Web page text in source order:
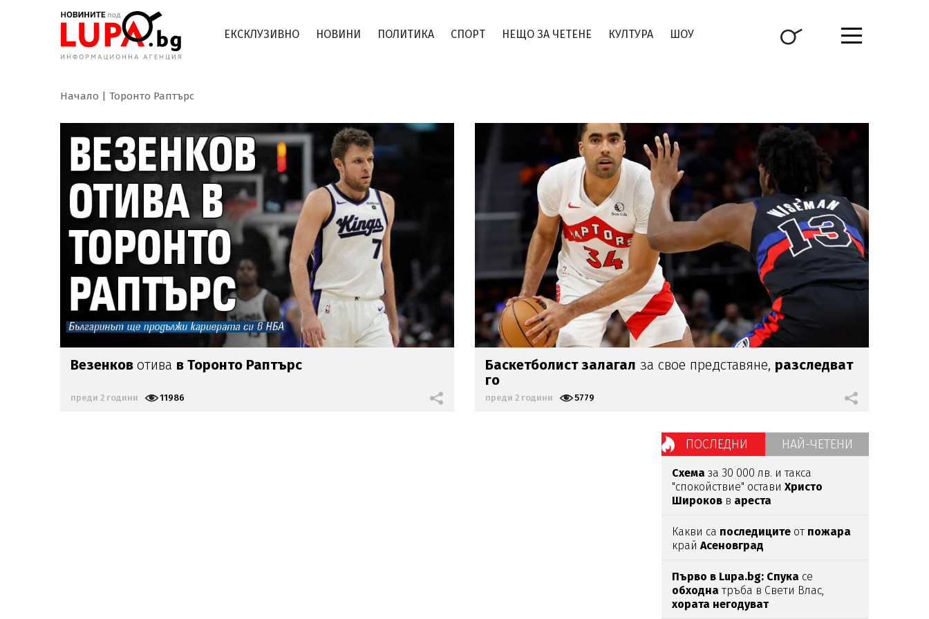
ЕКСКЛУЗИВНО НОВИНИ ПОЛИТИКА СПОРТ НЕЩО ЗА ЧЕТЕНЕ КУЛТУРА ШОУ
Начало Торонто Раптърс
Везенков отива в Торонто Раптърс
преди 2 години 11986
Баскетболист залагал за свое представяне, разследват
го
преди 2 години 5779
ПОСЛЕДНИ НАЙ-ЧЕТЕНИ
Схема за 30 000 лв. и такса
"спокойствие" остави Христо
Широков в ареста
Какви са последиците от пожара
край Асеновград
Първо в Lupa.bg: Спука се
обходна тръба в Свети Влас,
хората негодуват